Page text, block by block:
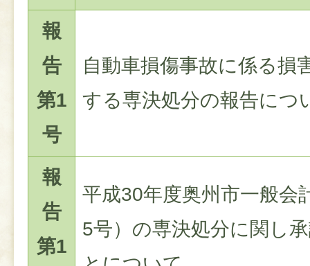
報
告
第1
号
自動車損傷事故に係る損
する専決処分の報告につ
報
告
第1
平成30年度奥州市一般会
5号）の専決処分に関し